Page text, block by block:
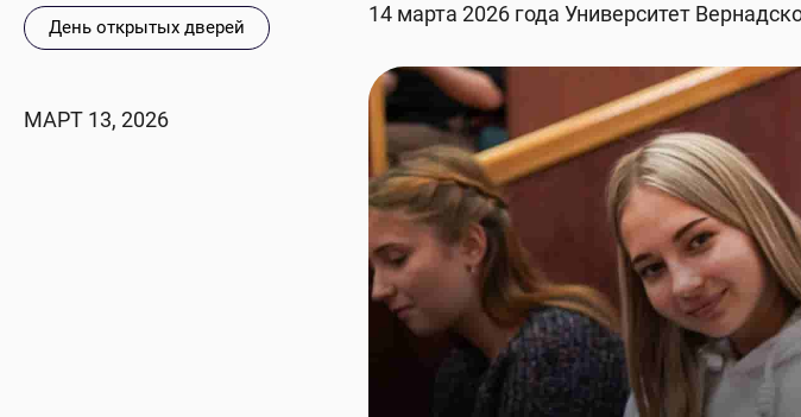
День открытых дверей
МАРТ 13, 2026
14 марта 2026 года Университет